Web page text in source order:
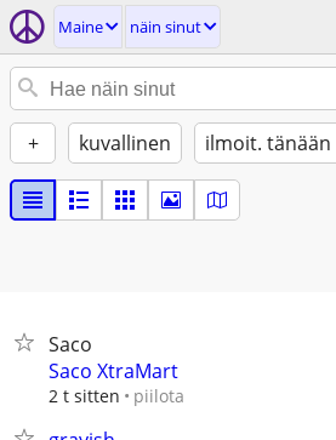
Maine näin sinut
+ kuvallinen ilmoit. tänään
Saco
Saco XtraMart
2 t sitten piilota